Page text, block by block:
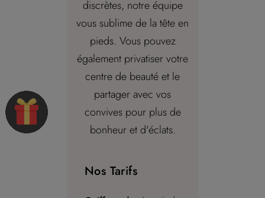
discrètes, notre équipe
vous sublime de la tête en
pieds. Vous pouvez
également privatiser votre
centre de beauté et le
partager avec vos
convives pour plus de
bonheur et d'éclats.
Nos Tarifs